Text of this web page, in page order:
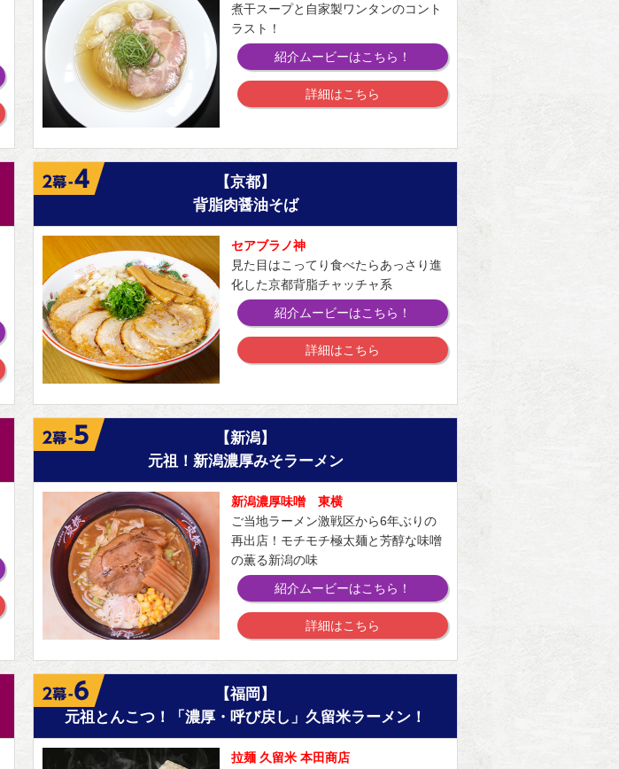
煮干スープと自家製ワンタンのコント
ラスト！
紹介ムービーはこちら！
詳細はこちら
【京都】
背脂肉醤油そば
セアブラノ神
見た目はこってり食べたらあっさり進
化した京都背脂チャッチャ系
紹介ムービーはこちら！
詳細はこちら
【新潟】
元祖！新潟濃厚みそラーメン
新潟濃厚味噌 東横
ご当地ラーメン激戦区から6年ぶりの
再出店！モチモチ極太麺と芳醇な味噌
の薫る新潟の味
紹介ムービーはこちら！
詳細はこちら
【福岡】
元祖とんこつ！「濃厚・呼び戻し」久留米ラーメン！
拉麺 久留米 本田商店